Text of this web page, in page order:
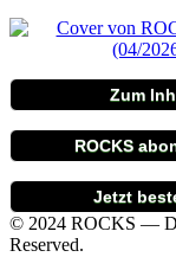
Zum
ROCKS
Jetzt
© 2024 ROCKS —
Reserved.